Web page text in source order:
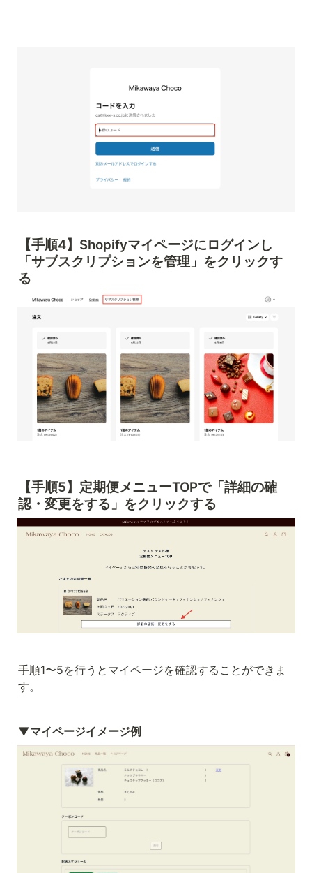
【手順4】Shopifyマイページにログインし
「サブスクリプションを管理」をクリックす
る
【手順5】定期便メニューTOPで「詳細の確
認・変更をする」をクリックする
手順1〜5を行うとマイページを確認することができま
す。
▼マイページイメージ例